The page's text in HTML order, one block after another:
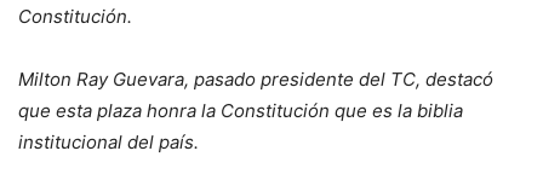
Constitución.
Milton Ray Guevara, pasado presidente del TC, destacó
que esta plaza honra la Constitución que es la biblia
institucional del país.